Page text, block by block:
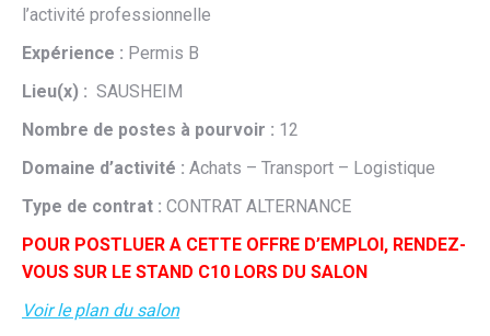
l’activité professionnelle
Expérience : Permis B
Lieu(x) : SAUSHEIM
Nombre de postes à pourvoir : 12
Domaine d’activité : Achats – Transport – Logistique
Type de contrat : CONTRAT ALTERNANCE
POUR POSTLUER A CETTE OFFRE D’EMPLOI, RENDEZ-
VOUS SUR LE STAND C10 LORS DU SALON
Voir le plan du salon